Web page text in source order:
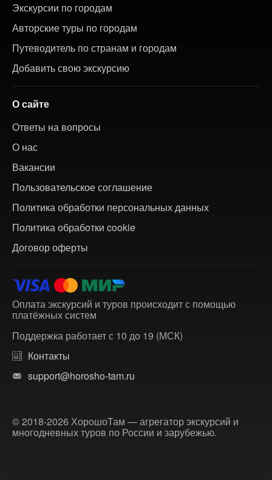
Экскурсии по городам
Авторские туры по городам
Путеводитель по странам и городам
Добавить свою экскурсию
О сайте
Ответы на вопросы
О нас
Вакансии
Пользовательское соглашение
Политика обработки персональных данных
Политика обработки cookie
Договор оферты
Оплата экскурсий и туров происходит с помощью
платёжных систем
Поддержка работает с 10 до 19 (МСК)
Контакты
support@horosho-tam.ru
© 2018-2026 ХорошоТам — агрегатор экскурсий и
многодневных туров по России и зарубежью.